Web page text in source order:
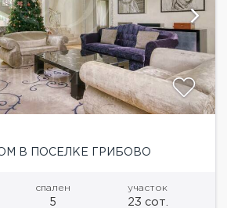
В ПОСЕЛКЕ ГРИБОВО
спален
5
участок
23 сот.